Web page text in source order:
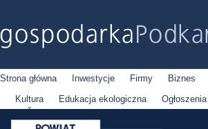
Strona główna Inwestycje Firmy Biznes
Kultura
Edukacja ekologiczna Ogłoszenia